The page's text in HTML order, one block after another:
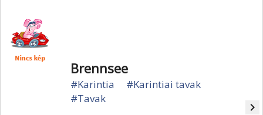
Brennsee
#Karintia
#Karintiai tavak
#Tavak
navigate_next